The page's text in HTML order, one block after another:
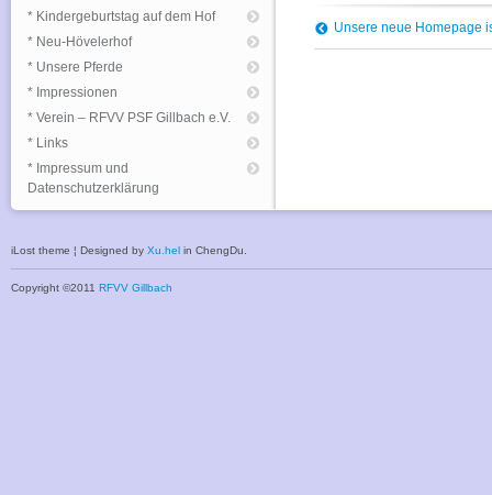
Unsere neue Homepage
* Kindergeburtstag auf dem Hof
* Neu-Hövelerhof
* Unsere Pferde
* Impressionen
* Verein – RFVV PSF Gillbach e.V.
* Links
* Impressum und
Datenschutzerklärung
iLost theme ¦ Designed by Xu.hel in ChengDu.
Copyright ©2011 RFVV Gillbach